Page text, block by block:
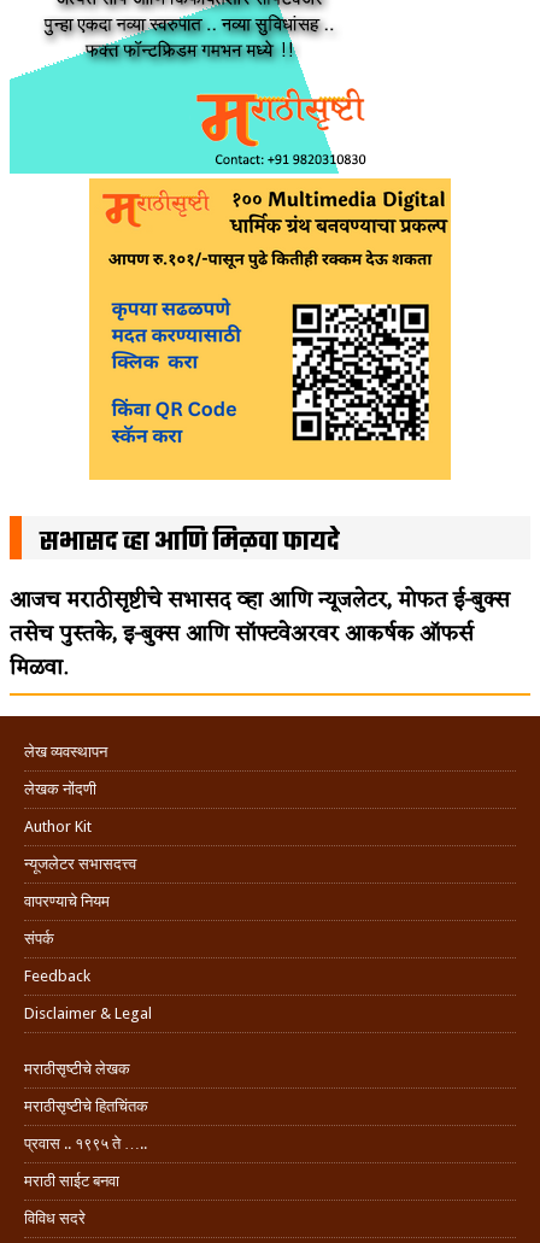
सभासद व्हा आणि मिळवा फायदे
आजच मराठीसृष्टीचे सभासद व्हा आणि न्यूजलेटर, मोफत ई-बुक्स
तसेच पुस्तके, इ-बुक्स आणि सॉफ्टवेअरवर आकर्षक ऑफर्स
मिळवा.
लेख व्यवस्थापन
लेखक नोंदणी
Author Kit
न्यूजलेटर सभासदत्त्व
वापरण्याचे नियम
संपर्क
Feedback
Disclaimer & Legal
मराठीसृष्टीचे लेखक
मराठीसृष्टीचे हितचिंतक
प्रवास .. १९९५ ते …..
मराठी साईट बनवा
विविध सदरे